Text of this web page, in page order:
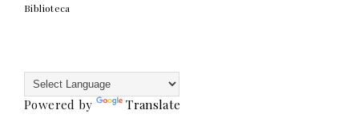
Biblioteca
Powered by Translate